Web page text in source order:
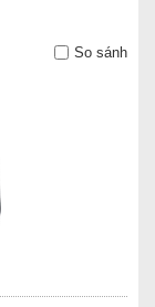
So sánh